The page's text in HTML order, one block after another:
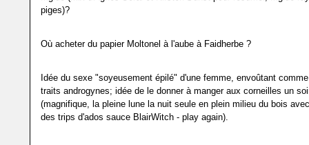
piges)?
Où acheter du papier Moltonel à l'aube à Faidherbe ?
Idée du sexe "soyeusement épilé" d'une femme, envoûtant
traits androgynes; idée de le donner à manger aux corneilles un
(magnifique, la pleine lune la nuit seule en plein milieu du bois
des trips d'ados sauce BlairWitch - play again).